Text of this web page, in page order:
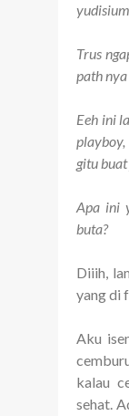
Trus
path
Eeh ini
gitu
Apa ini
buta?
Diiih,
yang di
Aku
kalau
sehat.